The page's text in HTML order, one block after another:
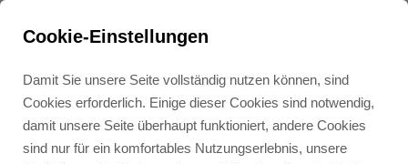
Cookie-Einstellungen
Damit Sie unsere Seite vollständig nutzen können, sind
Cookies erforderlich. Einige dieser Cookies sind notwendig,
damit unsere Seite überhaupt funktioniert, andere Cookies
sind nur für ein komfortables Nutzungserlebnis, unsere